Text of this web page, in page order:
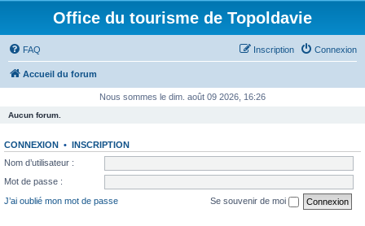
Office du tourisme de Topoldavie
FAQ Connexion
Inscription
Accueil du forum
Nous sommes le dim. août 09 2026, 16:26
Aucun forum.
CONNEXION • INSCRIPTION
Nom d’utilisateur :
Mot de passe :
J’ai oublié mon mot de passe
Se souvenir de moi